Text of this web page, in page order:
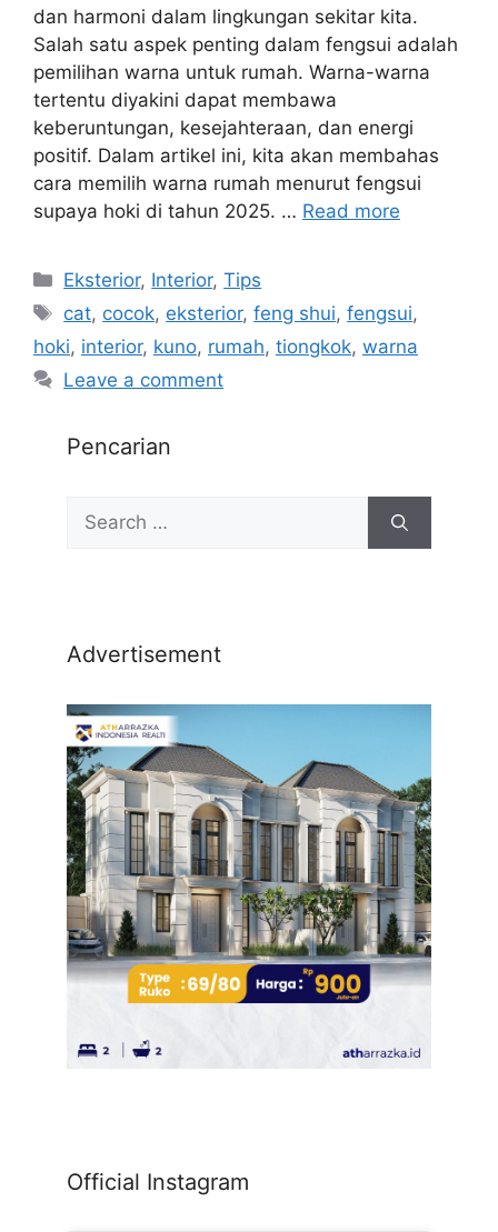
dan harmoni dalam lingkungan sekitar kita.
Salah satu aspek penting dalam fengsui adalah
pemilihan warna untuk rumah. Warna-warna
tertentu diyakini dapat membawa
keberuntungan, kesejahteraan, dan energi
positif. Dalam artikel ini, kita akan membahas
cara memilih warna rumah menurut fengsui
supaya hoki di tahun 2025. … Read more
Eksterior, Interior,Tips
cat, cocok, eksterior,feng shui,fengsui,
hoki, interior, kuno, rumah, tiongkok, warna
Leave a comment
Pencarian
Advertisement
Official Instagram